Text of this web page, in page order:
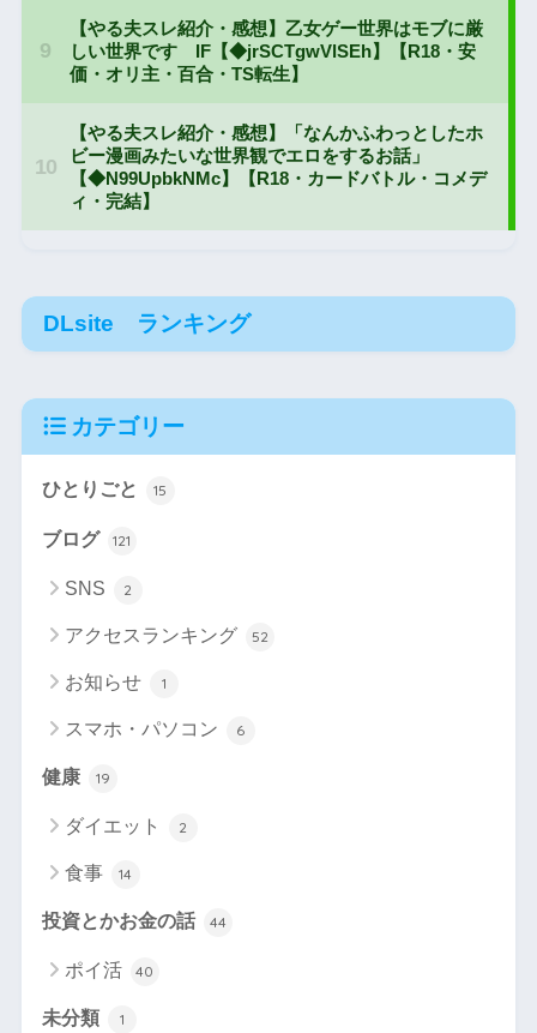
DLsite ランキング
カテゴリー
ひとりごと 15
ブログ 121
SNS 2
アクセスランキング 52
お知らせ 1
スマホ・パソコン 6
健康 19
ダイエット 2
食事 14
投資とかお金の話 44
ポイ活 40
未分類 1